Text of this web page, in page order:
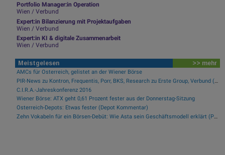
Portfolio Manager:in Operation
Wien / Verbund
Expert:in Bilanzierung mit Projektaufgaben
Wien / Verbund
Expert:in KI & digitale Zusammenarbeit
Wien / Verbund
Meistgelesen >> mehr
AMCs für Österreich, gelistet an der Wiener Börse
PIR-News zu Kontron, Frequentis, Porr, BKS, Research zu Erste Group, Verbund (Christine Petzwinkler)
C.I.R.A.-Jahreskonferenz 2016
Wiener Börse: ATX geht 0,61 Prozent fester aus der Donnerstag-Sitzung
Österreich-Depots: Etwas fester (Depot Kommentar)
Zehn Vokabeln für ein Börsen-Debüt: Wie Asta sein Geschäftsmodell erklärt (Podcast)